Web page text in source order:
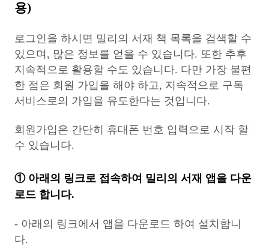
용)
로그인을 하시면 밀리의 서재 책 목록을 검색할 수
있으며, 많은 정보를 얻을 수 있습니다. 또한 추후
지속적으로 활용할 수도 있습니다. 다만 가장 불편
한 점은 회원 가입을 해야 하고, 지속적으로 구독
서비스로의 가입을 유도한다는 것입니다.
회원가입은 간단히 휴대폰 번호 입력으로 시작 할
수 있습니다.
① 아래의 링크로 접속하여 밀리의 서재 앱을 다운
로드 합니다.
- 아래의 링크에서 앱을 다운로드 하여 설치합니
다.